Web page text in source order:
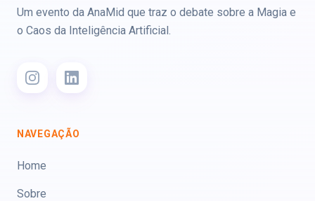
Um evento da AnaMid que traz o debate sobre a Magia e
o Caos da Inteligência Artificial.
NAVEGAÇÃO
Home
Sobre